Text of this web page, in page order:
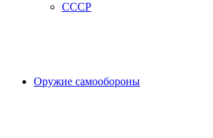
СССР
Оружие самообороны